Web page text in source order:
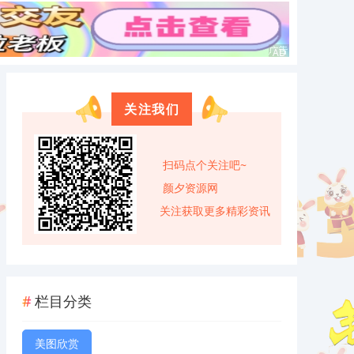
关注我们
扫码点个关注吧~
颜夕资源网
关注获取更多精彩资讯
栏目分类
美图欣赏